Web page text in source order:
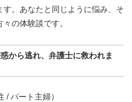
す。あなたと同じように悩み、そ
の体験談です。
から逃れ、弁護士に救われま
/ パート主婦）